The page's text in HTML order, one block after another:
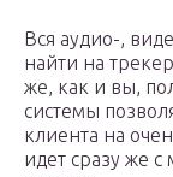
Вся аудио-,
найти на
же, как и вы,
системы
клиента на
идет сразу же